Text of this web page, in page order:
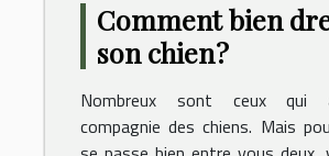
Comment bien
son chien ?
Nombreux sont ceux qui
compagnie des chiens. Mais